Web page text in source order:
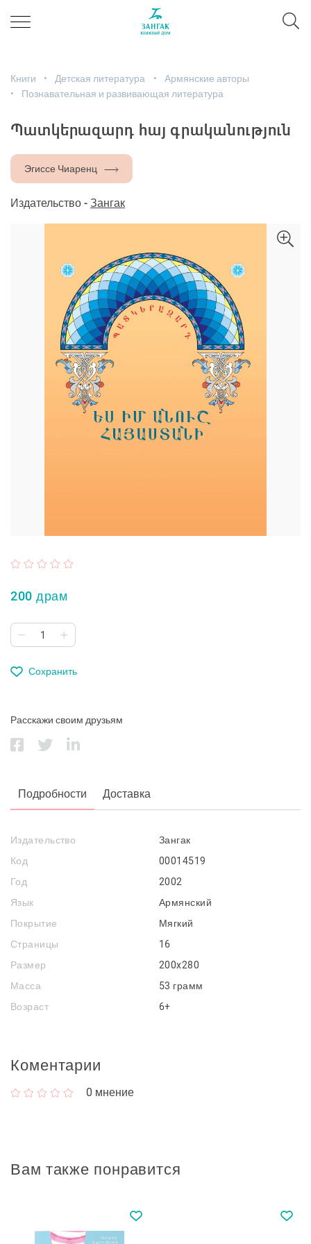
Книги Детская литература
Армянские авторы
Познавательная и развивающая литература
Պատկերազարդ հայ գրականություն
Эгиссе Чиаренц
Издательство - Зангак
200 драм
Сохранить
Расскажи своим друзьям
Подробности Доставка
Издательство
Зангак
Код
00014519
Год
2002
Язык
Армянский
Покрытие
Мягкий
Страницы
16
Размер
200x280
Масса
53 грамм
Возраст
6+
Коментарии
0 мнение
Вам также понравится